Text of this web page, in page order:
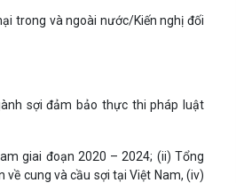
trong và ngoài nước/Kiến nghị đối
sợi đảm bảo thực thi pháp luật
giai đoạn 2020 – 2024; (ii) Tổng
cung và cầu sợi tại Việt Nam, (iv)